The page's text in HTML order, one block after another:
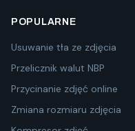
POPULARNE
Usuwanie tła ze zdjęcia
Przelicznik walut NBP
Przycinanie zdjęć online
Zmiana rozmiaru zdjęcia